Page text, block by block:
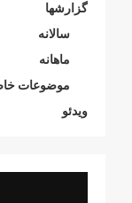
گزارشها
سالانە
ماهانە
موضوعات
ویدئو